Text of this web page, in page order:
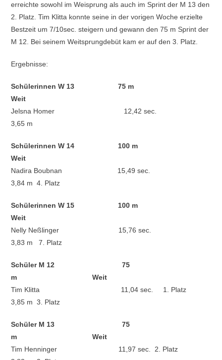
erreichte sowohl im Weisprung als auch im Sprint der M 13 den
2. Platz. Tim Klitta konnte seine in der vorigen Woche erzielte
Bestzeit um 7/10sec. steigern und gewann den 75 m Sprint der
M 12. Bei seinem Weitsprungdebüt kam er auf den 3. Platz.
Ergebnisse:
Schülerinnen W 13 75 m
Weit
Jelsna Homer 12,42 sec.
3,65 m
Schülerinnen W 14 100 m
Weit
Nadira Boubnan 15,49 sec.
3,84 m 4. Platz
Schülerinnen W 15 100 m
Weit
Nelly Neßlinger 15,76 sec.
3,83 m 7. Platz
Schüler M 12 75
m Weit
Tim Klitta 11,04 sec. 1. Platz
3,85 m 3. Platz
Schüler M 13 75
m Weit
Tim Henninger 11,97 sec. 2. Platz